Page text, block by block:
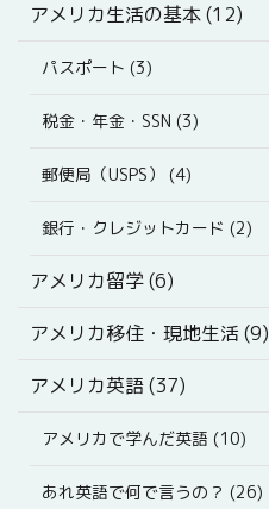
アメリカ生活の基本 (12)
パスポート (3)
税金・年金・SSN (3)
郵便局（USPS） (4)
銀行・クレジットカード (2)
アメリカ留学 (6)
アメリカ移住・現地生活 (9)
アメリカ英語 (37)
アメリカで学んだ英語 (10)
あれ英語で何で言うの？ (26)